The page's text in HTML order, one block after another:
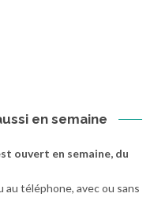
en semaine
ouvert en semaine, du
téléphone, avec ou sans